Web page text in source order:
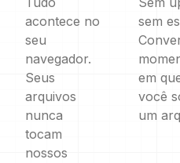
acontece no
seu
navegador.
Seus
arquivos
nunca
tocam
nossos
sem
em
você
um